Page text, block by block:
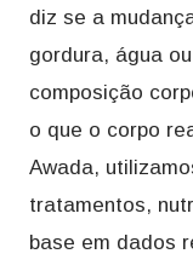
diz se a
gordura, água
composição
o que o corpo
Awada,
tratamentos,
base em dados